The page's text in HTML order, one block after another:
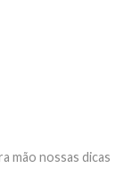
mão nossas dicas